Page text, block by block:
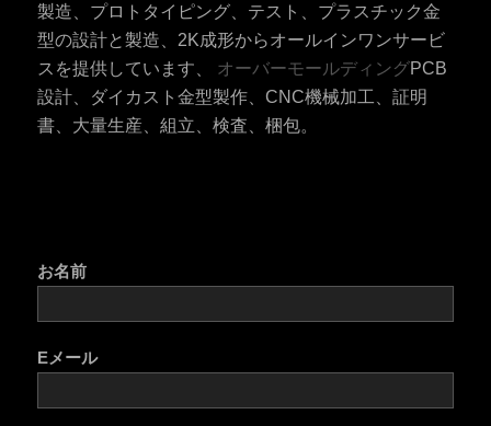
製造、プロトタイピング、テスト、プラスチック金
型の設計と製造、2K成形からオールインワンサービ
スを提供しています、 オーバーモールディングPCB
設計、ダイカスト金型製作、CNC機械加工、証明
書、大量生産、組立、検査、梱包。
お名前
Eメール